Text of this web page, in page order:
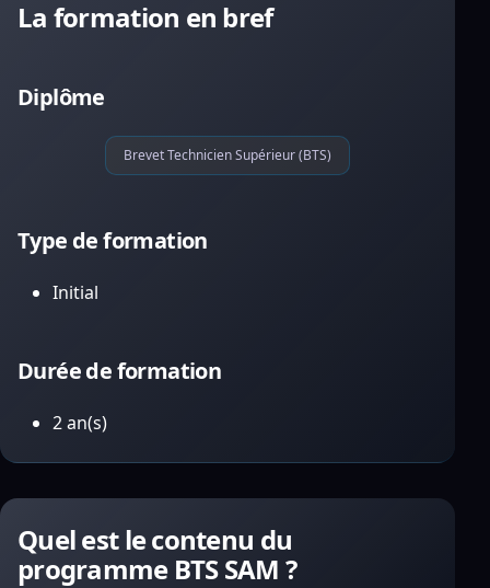
La formation en bref
Diplôme
Brevet Technicien Supérieur (BTS)
Type de formation
Initial
Durée de formation
2 an(s)
Quel est le contenu du
programme BTS SAM ?